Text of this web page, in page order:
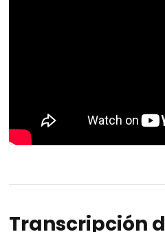
Transcripción